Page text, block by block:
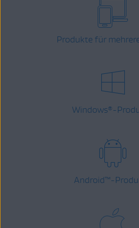
Produkte für
Windows® -
Android™-